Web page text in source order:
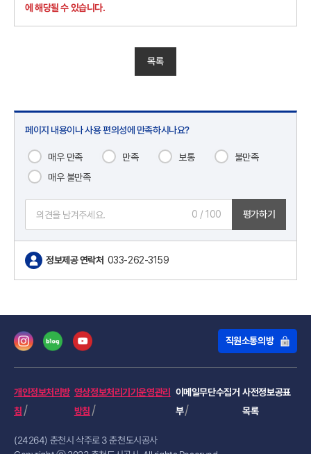
에 해당될 수 있습니다.
목록
페이지 내용이나 사용 편의성에 만족하시나요?
매우 만족 만족 보통
불만족
매우 불만족
0 / 100 평가하기
정보제공 연락처 033-262-3159
직원소통의방
개인정보처리방
침
영상정보처리기기운영관리
방침
이메일무단수집거
부
사전정보공표
목록
(24264) 춘천시 삭주로 3 춘천도시공사